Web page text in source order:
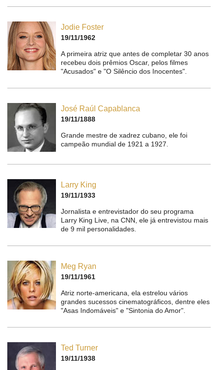
Jodie Foster
19/11/1962
A primeira atriz que antes de completar 30 anos
recebeu dois prêmios Oscar, pelos filmes
"Acusados" e "O Silêncio dos Inocentes".
José Raúl Capablanca
19/11/1888
Grande mestre de xadrez cubano, ele foi
campeão mundial de 1921 a 1927.
Larry King
19/11/1933
Jornalista e entrevistador do seu programa
Larry King Live, na CNN, ele já entrevistou mais
de 9 mil personalidades.
Meg Ryan
19/11/1961
Atriz norte-americana, ela estrelou vários
grandes sucessos cinematográficos, dentre eles
"Asas Indomáveis" e "Sintonia do Amor".
Ted Turner
19/11/1938